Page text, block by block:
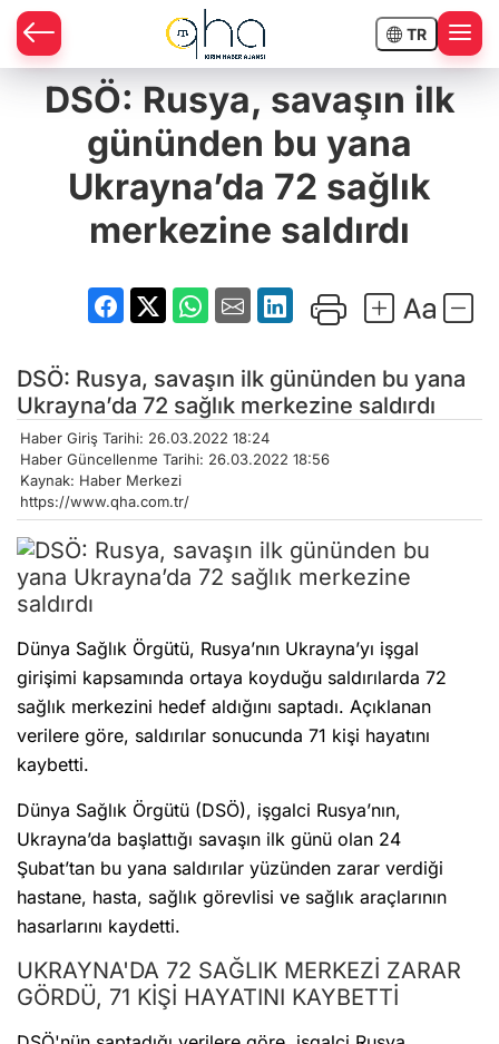
TR
DSÖ: Rusya, savaşın ilk
gününden bu yana
Ukrayna’da 72 sağlık
merkezine saldırdı
DSÖ: Rusya, savaşın ilk gününden bu yana
Ukrayna’da 72 sağlık merkezine saldırdı
Haber Giriş Tarihi: 26.03.2022 18:24
Haber Güncellenme Tarihi: 26.03.2022 18:56
Kaynak: Haber Merkezi
https://www.qha.com.tr/
Dünya Sağlık Örgütü, Rusya’nın Ukrayna’yı işgal
girişimi kapsamında ortaya koyduğu saldırılarda 72
sağlık merkezini hedef aldığını saptadı. Açıklanan
verilere göre, saldırılar sonucunda 71 kişi hayatını
kaybetti.
Dünya Sağlık Örgütü (DSÖ), işgalci Rusya’nın,
Ukrayna’da başlattığı savaşın ilk günü olan 24
Şubat’tan bu yana saldırılar yüzünden zarar verdiği
hastane, hasta, sağlık görevlisi ve sağlık araçlarının
hasarlarını kaydetti.
UKRAYNA'DA 72 SAĞLIK MERKEZİ ZARAR
GÖRDÜ, 71 KİŞİ HAYATINI KAYBETTİ